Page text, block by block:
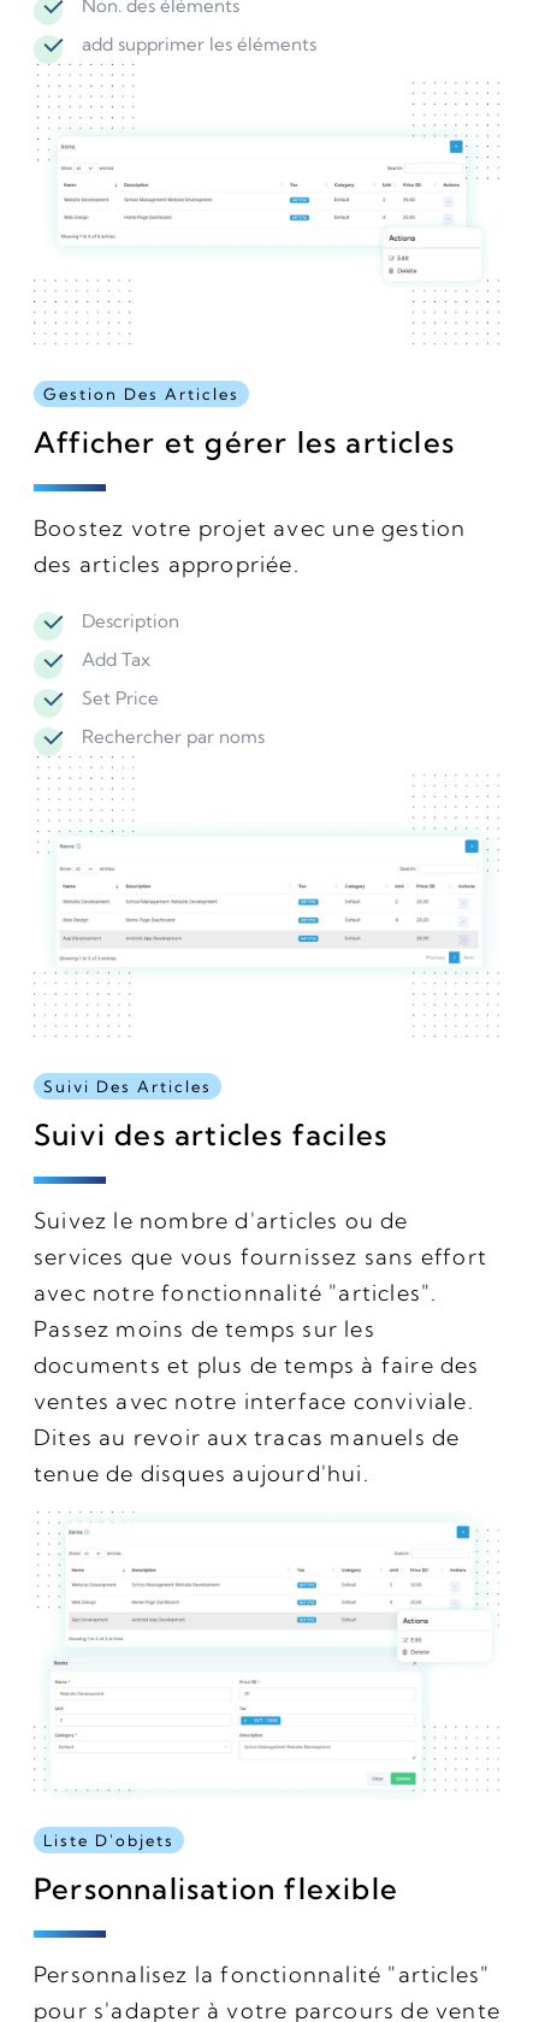
Non. des éléments
add supprimer les éléments
Gestion Des Articles
Afficher et gérer les articles
Boostez votre projet avec une gestion
des articles appropriée.
Description
Add Tax
Set Price
Rechercher par noms
Suivi Des Articles
Suivi des articles faciles
Suivez le nombre d'articles ou de
services que vous fournissez sans effort
avec notre fonctionnalité "articles".
Passez moins de temps sur les
documents et plus de temps à faire des
ventes avec notre interface conviviale.
Dites au revoir aux tracas manuels de
tenue de disques aujourd'hui.
Liste D'objets
Personnalisation flexible
Personnalisez la fonctionnalité "articles"
pour s'adapter à votre parcours de vente